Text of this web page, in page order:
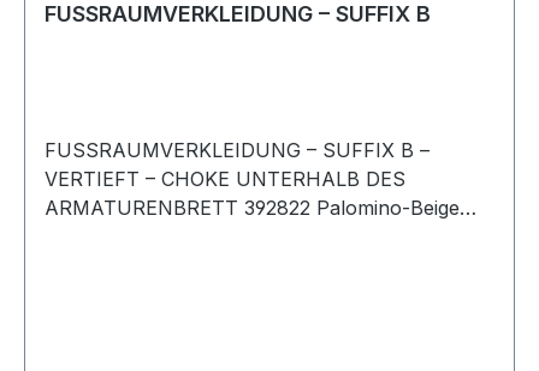
FUSSRAUMVERKLEIDUNG – SUFFIX B
FUSSRAUMVERKLEIDUNG – SUFFIX B –
VERTIEFT – CHOKE UNTERHALB DES
ARMATURENBRETT 392822 Palomino-Beige